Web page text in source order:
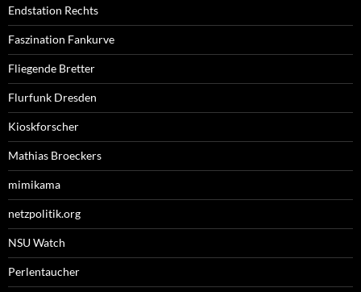
Endstation Rechts
Faszination Fankurve
Fliegende Bretter
Flurfunk Dresden
Kioskforscher
Mathias Broeckers
mimikama
netzpolitik.org
NSU Watch
Perlentaucher